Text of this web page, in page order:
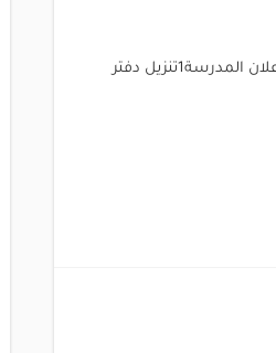
تعلن جامعة غرداية عن تنظيم استشارة تتعلق ب اعلان المدرسة1تنزيل دفتر